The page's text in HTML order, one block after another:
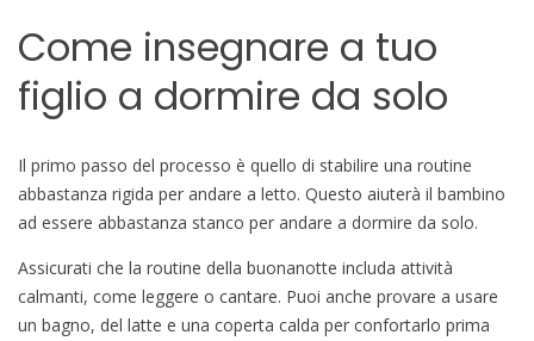
Come insegnare a tuo
figlio a dormire da solo
Il primo passo del processo è quello di stabilire una routine
abbastanza rigida per andare a letto. Questo aiuterà il bambino
ad essere abbastanza stanco per andare a dormire da solo.
Assicurati che la routine della buonanotte includa attività
calmanti, come leggere o cantare. Puoi anche provare a usare
un bagno, del latte e una coperta calda per confortarlo prima